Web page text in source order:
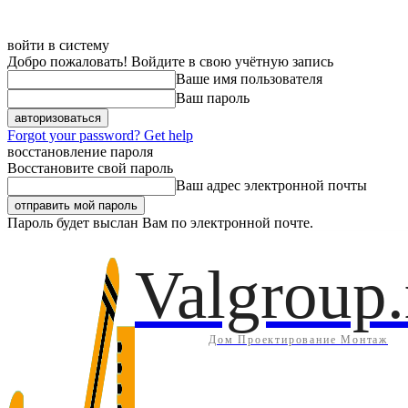
войти в систему
Добро пожаловать! Войдите в свою учётную запись
Ваше имя пользователя
Ваш пароль
Forgot your password? Get help
восстановление пароля
Восстановите свой пароль
Ваш адрес электронной почты
Пароль будет выслан Вам по электронной почте.
Дом Проектирование Монтаж